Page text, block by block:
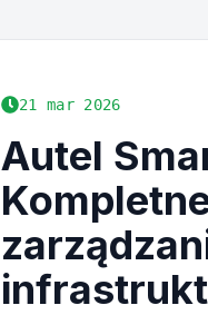
21 mar 2026
Autel